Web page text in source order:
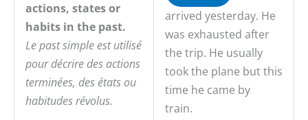
actions, states or
habits in the past.
Le past simple est utilisé
pour décrire des actions
terminées, des états ou
habitudes révolus.
arrived yesterday. He
was exhausted after
the trip. He usually
took the plane but this
time he came by
train.